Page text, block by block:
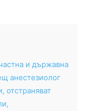
и държавна
анестезиолог
отстраняват